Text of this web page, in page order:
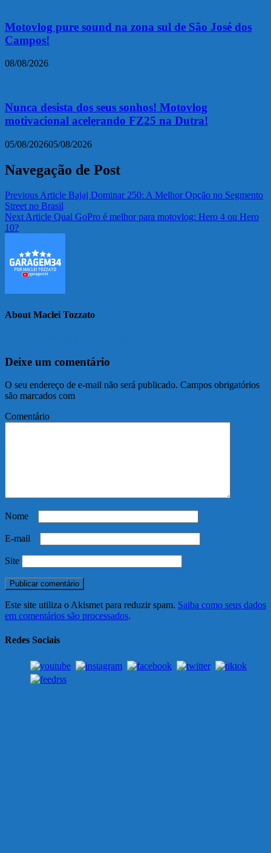
Motovlog pure sound na zona sul de São José dos
Campos!
08/08/2026
Nunca desista dos seus sonhos! Motovlog
motivacional acelerando FZ25 na Dutra!
05/08/202605/08/2026
Navegação de Post
Previous Article Bajaj Dominar 250: A Melhor Opção no Segmento
Street no Brasil
Next Article Qual GoPro é melhor para motovlog: Hero 4 ou Hero
10?
About Maclei Tozzato
Deixe um comentário
O seu endereço de e-mail não será publicado. Campos obrigatórios
são marcados com
Comentário
Nome
E-mail
Site
Este site utiliza o Akismet para reduzir spam. Saiba como seus dados
em comentários são processados.
Redes Sociais